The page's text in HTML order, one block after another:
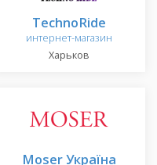
TechnoRide
интернет-магазин
Харьков
Moser Україна